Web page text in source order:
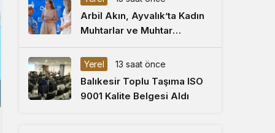
Arbil Akın, Ayvalık’ta Kadın
Muhtarlar ve Muhtar
Eşleriyle Buluştu
Yerel 13 saat önce
Balıkesir Toplu Taşıma ISO
9001 Kalite Belgesi Aldı